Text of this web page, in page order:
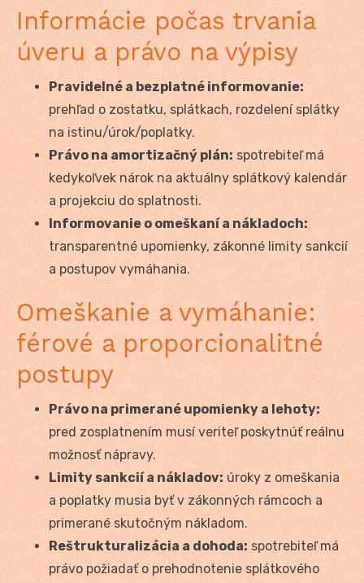
Informácie počas trvania
úveru a právo na výpisy
Pravidelné a bezplatné informovanie:
prehľad o zostatku, splátkach, rozdelení splátky
na istinu/úrok/poplatky.
Právo na amortizačný plán: spotrebiteľ má
kedykoľvek nárok na aktuálny splátkový kalendár
a projekciu do splatnosti.
Informovanie o omeškaní a nákladoch:
transparentné upomienky, zákonné limity sankcií
a postupov vymáhania.
Omeškanie a vymáhanie:
férové a proporcionalitné
postupy
Právo na primerané upomienky a lehoty:
pred zosplatnením musí veriteľ poskytnúť reálnu
možnosť nápravy.
Limity sankcií a nákladov: úroky z omeškania
a poplatky musia byť v zákonných rámcoch a
primerané skutočným nákladom.
Reštrukturalizácia a dohoda: spotrebiteľ má
právo požiadať o prehodnotenie splátkového